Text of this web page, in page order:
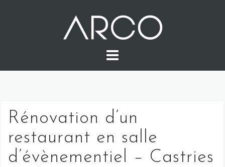
Rénovation d’un
restaurant en salle
d’évènementiel – Castries